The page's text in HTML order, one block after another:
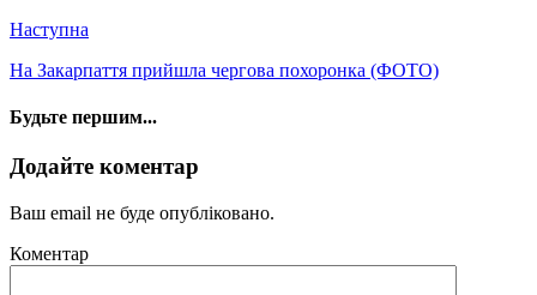
Наступна
На Закарпаття прийшла чергова похоронка (ФОТО)
Будьте першим...
Додайте коментар
Ваш email не буде опубліковано.
Коментар